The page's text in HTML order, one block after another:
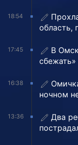
18:54
область,
17:45
В
16:38
ночном
13:36
Два